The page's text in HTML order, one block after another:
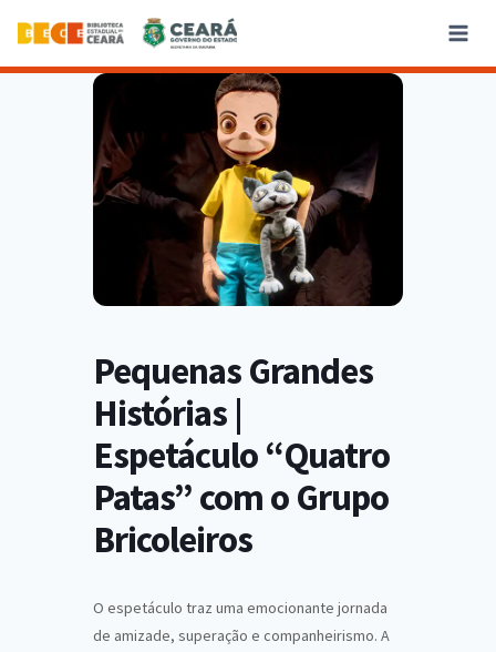
Pequenas Grandes
Histórias |
Espetáculo “Quatro
Patas” com o Grupo
Bricoleiros
O espetáculo traz uma emocionante jornada
de amizade, superação e companheirismo. A